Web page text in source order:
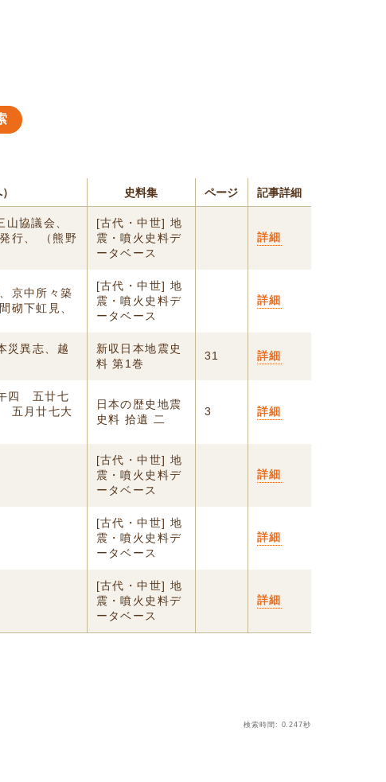
史料集 ページ 記事詳細
協議会、
行、 （熊野
[古代・中世] 地
震・噴火史料デ
ータベース
詳細
京中所々築
砌下虹見、
[古代・中世] 地
震・噴火史料デ
ータベース
詳細
災異志、越
新収日本地震史
料 第1巻
31 詳細
四 五廿七
五月廿七大
日本の歴史地震
史料 拾遺 二
3 詳細
[古代・中世] 地
震・噴火史料デ
ータベース
詳細
[古代・中世] 地
震・噴火史料デ
ータベース
詳細
[古代・中世] 地
震・噴火史料デ
ータベース
詳細
検索時間: 0.247秒